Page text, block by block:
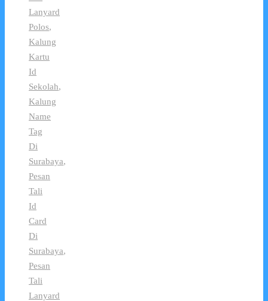
Lanyard
Polos,
Kalung
Kartu
Id
Sekolah,
Kalung
Name
Tag
Di
Surabaya,
Pesan
Tali
Id
Card
Di
Surabaya,
Pesan
Tali
Lanyard